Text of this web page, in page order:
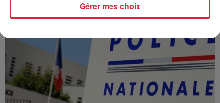
Gérer mes choix